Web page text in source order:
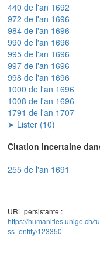
440 de l'an 1692
972 de l'an 1696
984 de l'an 1696
990 de l'an 1696
995 de l'an 1696
997 de l'an 1696
998 de l'an 1696
1000 de l'an 1696
1008 de l'an 1696
1791 de l'an 1707
➤ Lister (10)
Citation incertaine
255 de l'an 1691
URL persistante :
https://humanities.unige.ch/
ss_entity/123350